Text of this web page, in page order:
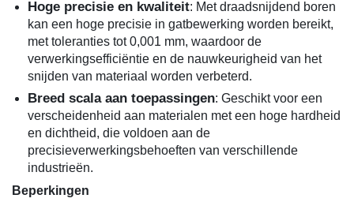
Hoge precisie en kwaliteit: Met draadsnijdend boren
kan een hoge precisie in gatbewerking worden bereikt,
met toleranties tot 0,001 mm, waardoor de
verwerkingsefficiëntie en de nauwkeurigheid van het
snijden van materiaal worden verbeterd.
Breed scala aan toepassingen: Geschikt voor een
verscheidenheid aan materialen met een hoge hardheid
en dichtheid, die voldoen aan de
precisieverwerkingsbehoeften van verschillende
industrieën.
Beperkingen